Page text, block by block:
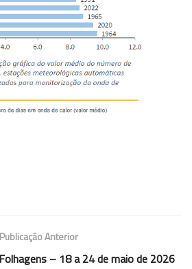
Publicação Anterior
– 18 a 24 de maio de 2026